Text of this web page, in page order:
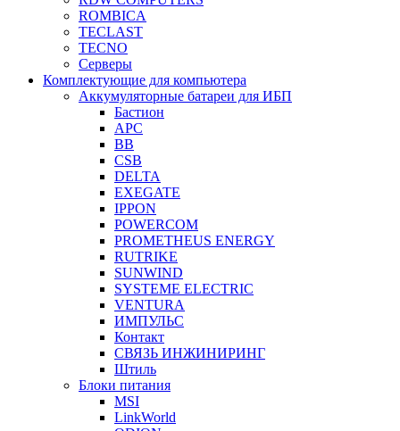
ROMBICA
TECLAST
TECNO
Серверы
Комплектующие для компьютера
Аккумуляторные батареи для ИБП
Бастион
APC
BB
CSB
DELTA
EXEGATE
IPPON
POWERCOM
PROMETHEUS ENERGY
RUTRIKE
SUNWIND
SYSTEME ELECTRIC
VENTURA
ИМПУЛЬС
Контакт
СВЯЗЬ ИНЖИНИРИНГ
Штиль
Блоки питания
MSI
LinkWorld